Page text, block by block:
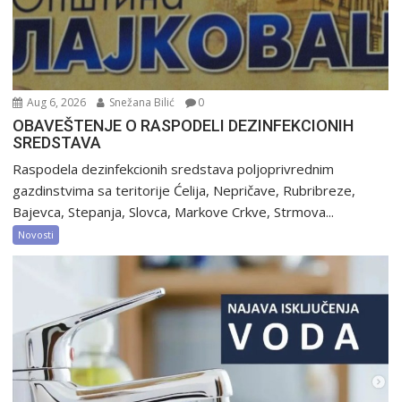
Aug 6, 2026 Snežana Bilić 0
OBAVEŠTENJE O RASPODELI DEZINFEKCIONIH
SREDSTAVA
Raspodela dezinfekcionih sredstava poljoprivrednim
gazdinstvima sa teritorije Ćelija, Nepričave, Rubribreze,
Bajevca, Stepanja, Slovca, Markove Crkve, Strmova...
Novosti